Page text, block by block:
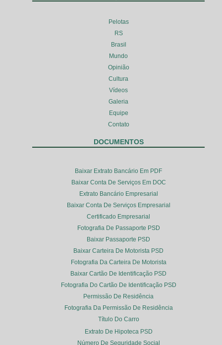
Pelotas
RS
Brasil
Mundo
Opinião
Cultura
Vídeos
Galeria
Equipe
Contato
DOCUMENTOS
Baixar Extrato Bancário Em PDF
Baixar Conta De Serviços Em DOC
Extrato Bancário Empresarial
Baixar Conta De Serviços Empresarial
Certificado Empresarial
Fotografia De Passaporte PSD
Baixar Passaporte PSD
Baixar Carteira De Motorista PSD
Fotografia Da Carteira De Motorista
Baixar Cartão De Identificação PSD
Fotografia Do Cartão De Identificação PSD
Permissão De Residência
Fotografia Da Permissão De Residência
Título Do Carro
Extrato De Hipoteca PSD
Número De Seguridade Social